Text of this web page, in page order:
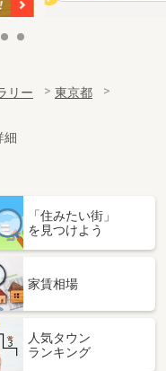
リー
東京都
細
「住みたい街」
を見つけよう
家賃相場
人気タウン
ランキング